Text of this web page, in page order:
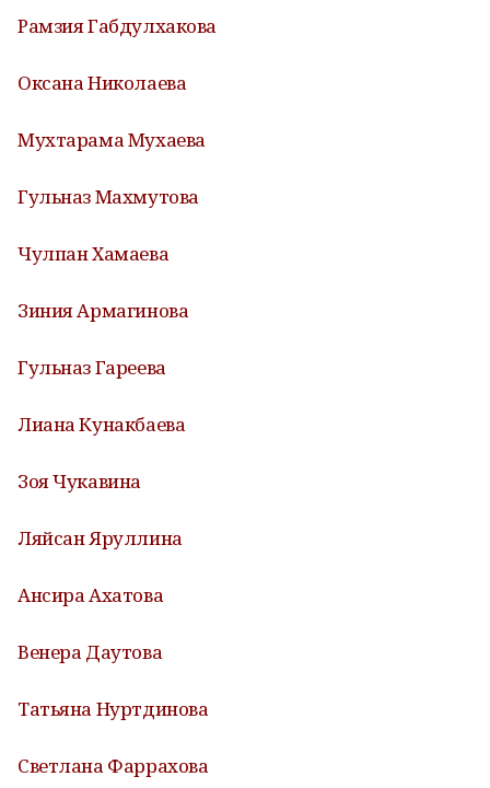
Рамзия Габдулхакова
Оксана Николаева
Мухтарама Мухаева
Гульназ Махмутова
Чулпан Хамаева
Зиния Армагинова
Гульназ Гареева
Лиана Кунакбаева
Зоя Чукавина
Ляйсан Яруллина
Ансира Ахатова
Венера Даутова
Татьяна Нуртдинова
Светлана Фаррахова